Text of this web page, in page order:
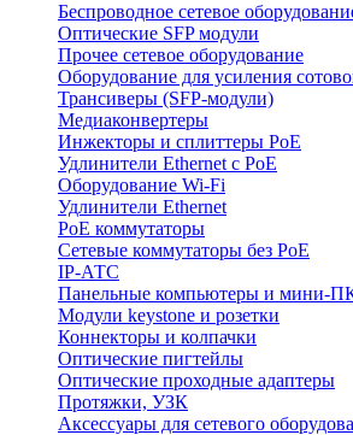
Беспроводное сетевое
Оптические SFP модули
Прочее сетевое оборудование
Оборудование для усиления
Трансиверы (SFP-модули)
Медиаконвертеры
Инжекторы и сплиттеры PoE
Удлинители Ethernet с PoE
Оборудование Wi-Fi
Удлинители Ethernet
PoE коммутаторы
Сетевые коммутаторы без PoE
IP-АТС
Панельные компьютеры и мини-
Модули keystone и розетки
Коннекторы и колпачки
Оптические пигтейлы
Оптические проходные адаптеры
Протяжки, УЗК
Аксессуары для сетевого